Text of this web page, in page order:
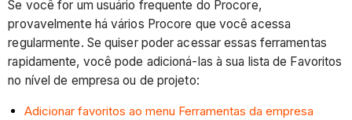
Se você for um usuário frequente do Procore,
provavelmente há vários Procore que você acessa
regularmente. Se quiser poder acessar essas ferramentas
rapidamente, você pode adicioná-las à sua lista de Favoritos
no nível de empresa ou de projeto:
Adicionar favoritos ao menu Ferramentas da empresa